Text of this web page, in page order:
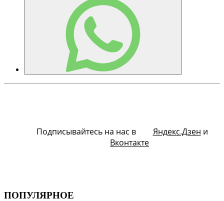
Подписывайтесь на нас в Яндекс.Дзен и
Вконтакте
ПОПУЛЯРНОЕ